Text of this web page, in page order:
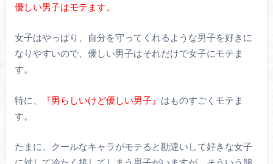
優しい男子はモテます。
女子はやっぱり、自分を守ってくれるような男子を好きに
なりやすいので、優しい男子はそれだけで女子にモテま
す。
特に、 『男らしいけど優しい男子』 はものすごくモテま
す。
たまに、クールなキャラがモテると勘違いして好きな女子